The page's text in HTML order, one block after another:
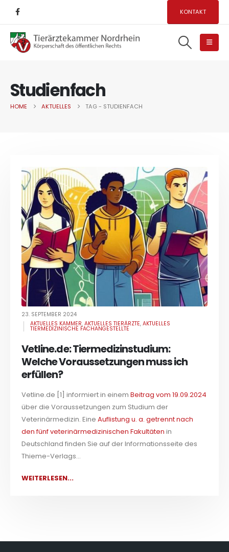
KONTAKT
Studienfach
HOME AKTUELLES TAG - STUDIENFACH
23. SEPTEMBER 2024
AKTUELLES KAMMER,AKTUELLES TIERÄRZTE,AKTUELLES
TIERMEDIZINISCHE FACHANGESTELLTE
Vetline.de: Tiermedizinstudium:
Welche Voraussetzungen muss ich
erfüllen?
Vetline.de [1] informiert in einemBeitrag vom 19.09.2024
über die Voraussetzungen zum Studium der
Veterinärmedizin. EineAuflistung u. a. getrennt nach
den fünf veterinärmedizinischen Fakultäten in
Deutschland finden Sie auf der Informationsseite des
Thieme-Verlags...
WEITERLESEN...